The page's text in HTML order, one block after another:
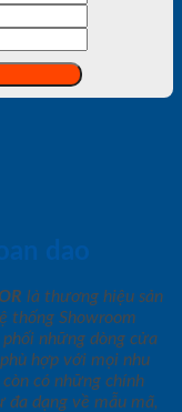
dao
là thương hiệu sản
thống Showroom
những dòng cửa
hợp với mọi nhu
còn có những chính
đa dạng về mẫu mã,